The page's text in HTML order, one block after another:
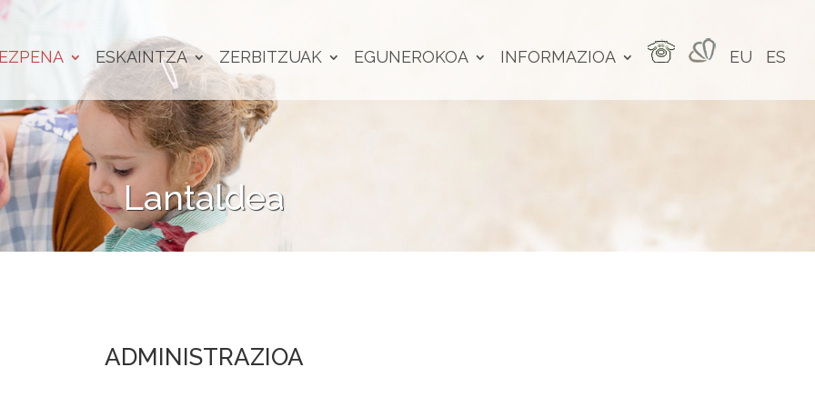
ESKAINTZA ZERBITZUAK EGUNEROKOA INFORMAZIOA EU ES
Lantaldea
ADMINISTRAZIOA